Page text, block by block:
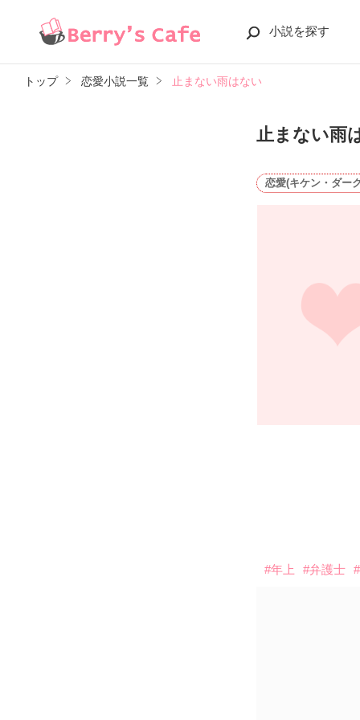
小説を探す
トップ 恋愛小説一覧 止まない雨はない
止まない雨
恋愛(キケン・ダー
#年上 #弁護士